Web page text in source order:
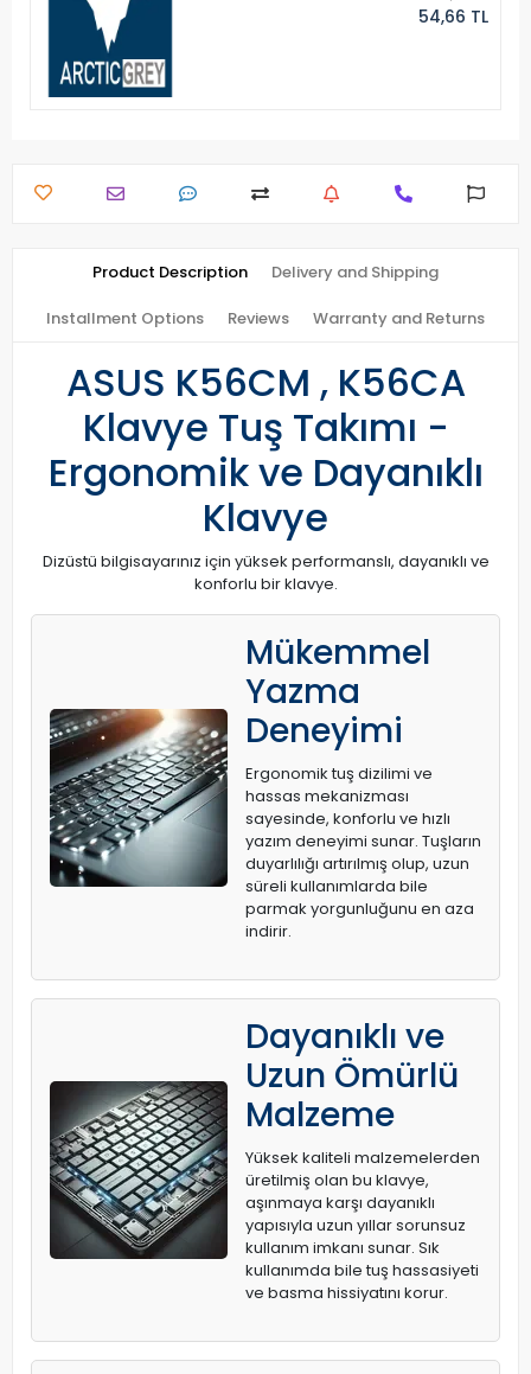
54,66 TL
Product Description Delivery and Shipping
Installment Options Reviews Warranty and Returns
ASUS K56CM , K56CA
Klavye Tuş Takımı -
Ergonomik ve Dayanıklı
Klavye
Dizüstü bilgisayarınız için yüksek performanslı, dayanıklı ve
konforlu bir klavye.
Mükemmel
Yazma
Deneyimi
Ergonomik tuş dizilimi ve
hassas mekanizması
sayesinde, konforlu ve hızlı
yazım deneyimi sunar. Tuşların
duyarlılığı artırılmış olup, uzun
süreli kullanımlarda bile
parmak yorgunluğunu en aza
indirir.
Dayanıklı ve
Uzun Ömürlü
Malzeme
Yüksek kaliteli malzemelerden
üretilmiş olan bu klavye,
aşınmaya karşı dayanıklı
yapısıyla uzun yıllar sorunsuz
kullanım imkanı sunar. Sık
kullanımda bile tuş hassasiyeti
ve basma hissiyatını korur.